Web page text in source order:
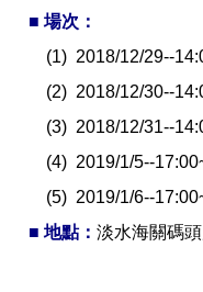
■ 場次：
(1) 2018/12/29--
(2) 2018/12/30--
(3) 2018/12/31--
(4) 2019/1/5--
(5) 2019/1/6--
■ 地點： 淡水海關碼